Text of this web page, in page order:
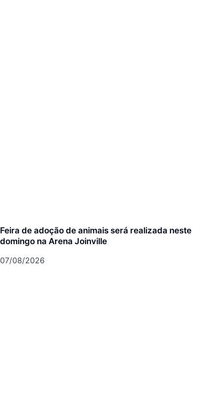
Feira de adoção de animais será realizada neste
domingo na Arena Joinville
07/08/2026